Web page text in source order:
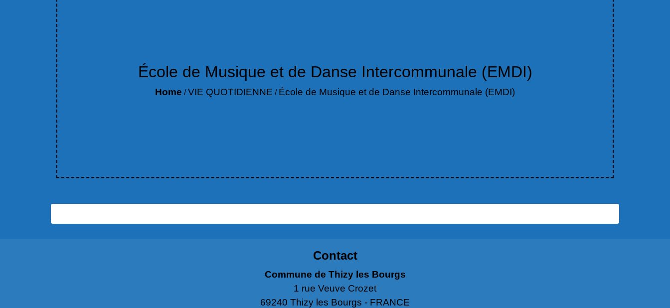
École de Musique et de Danse Intercommunale (EMDI)
Home /VIE QUOTIDIENNE / École de Musique et de Danse Intercommunale (EMDI)
Contact
Commune de Thizy les Bourgs
1 rue Veuve Crozet
69240 Thizy les Bourgs - FRANCE